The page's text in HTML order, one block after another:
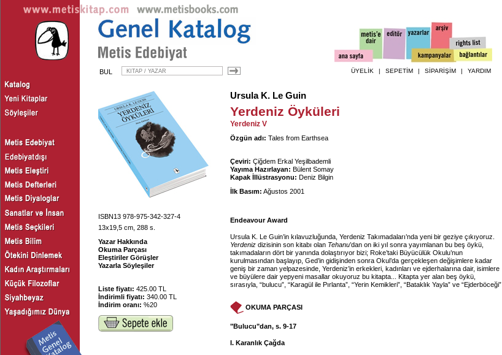
BUL ÜYELİK | SEPETİM | SİPARİŞİM | YARDIM
ISBN13 978-975-342-327-4
13x19,5 cm, 288 s.
Yazar Hakkında
Okuma Parçası
Eleştiriler Görüşler
Yazarla Söyleşiler
Liste fiyatı: 425.00 TL
İndirimli fiyatı: 340.00 TL
İndirim oranı: %20
Ursula K. Le Guin
Yerdeniz Öyküleri
Yerdeniz V
Özgün adı: Tales from Earthsea
Çeviri: Çiğdem Erkal Yeşilbademli
Yayıma Hazırlayan: Bülent Somay
Kapak İllüstrasyonu: Deniz Bilgin
İlk Basım: Ağustos 2001
Endeavour Award
Ursula K. Le Guin’in kılavuzluğunda, Yerdeniz Takımadaları’nda yeni bir geziye çıkıyoruz.
Yerdeniz dizisinin son kitabı olan Tehanu’dan on iki yıl sonra yayımlanan bu beş öykü,
takımadaların dört bir yanında dolaştırıyor bizi; Roke’taki Büyücülük Okulu’nun
kurulmasından başlayıp, Ged’in gidişinden sonra Okul’da gerçekleşen değişimlere kadar
geniş bir zaman yelpazesinde, Yerdeniz’in erkekleri, kadınları ve ejderhalarına dair, isimlere
ve büyülere dair yepyeni masallar okuyoruz bu kitapta... Kitapta yer alan beş öykü,
sırasıyla, “bulucu”, “Karagül ile Pırlanta”, “Yerin Kemikleri”, “Bataklık Yayla” ve “Ejderböceği”
OKUMA PARÇASI
"Bulucu"dan, s. 9-17
I. Karanlık Çağda